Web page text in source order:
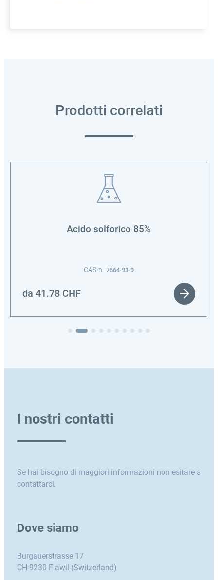
Prodotti correlati
Acido solforico 85%
CAS-n 7664-93-9
da41.78 CHF
I nostri contatti
Se hai bisogno di maggiori informazioni non esitare a
contattarci.
Dove siamo
Burgauerstrasse 17
CH-9230 Flawil (Switzerland)